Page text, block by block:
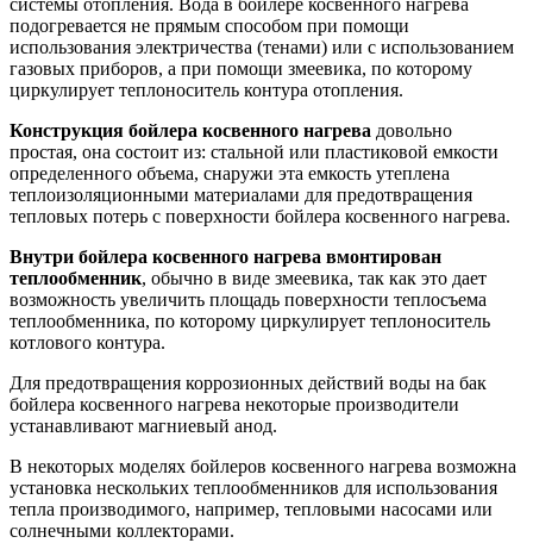
подогревается не прямым способом при помощи
использования электричества (тенами) или с использованием
газовых приборов, а при помощи змеевика, по которому
циркулирует теплоноситель контура отопления.
Конструкция бойлера косвенного нагрева довольно
простая, она состоит из: стальной или пластиковой емкости
определенного объема, снаружи эта емкость утеплена
теплоизоляционными материалами для предотвращения
тепловых потерь с поверхности бойлера косвенного нагрева.
Внутри бойлера косвенного нагрева вмонтирован
теплообменник, обычно в виде змеевика, так как это дает
возможность увеличить площадь поверхности теплосъема
теплообменника, по которому циркулирует теплоноситель
котлового контура.
Для предотвращения коррозионных действий воды на бак
бойлера косвенного нагрева некоторые производители
устанавливают магниевый анод.
В некоторых моделях бойлеров косвенного нагрева возможна
установка нескольких теплообменников для использования
тепла производимого, например, тепловыми насосами или
солнечными коллекторами.